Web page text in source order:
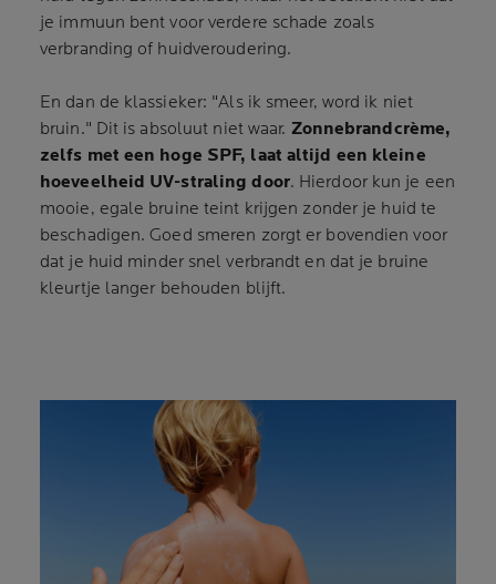
je immuun bent voor verdere schade zoals
verbranding of huidveroudering.
En dan de klassieker: "Als ik smeer, word ik niet
bruin." Dit is absoluut niet waar. Zonnebrandcrème,
zelfs met een hoge SPF, laat altijd een kleine
hoeveelheid UV-straling door. Hierdoor kun je een
mooie, egale bruine teint krijgen zonder je huid te
beschadigen. Goed smeren zorgt er bovendien voor
dat je huid minder snel verbrandt en dat je bruine
kleurtje langer behouden blijft.